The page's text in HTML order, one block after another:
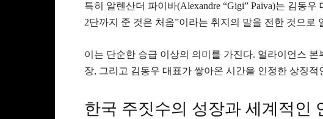
특히 알렌산더 파이바(Alexandre “Gigi” Paiva)는 김동
2단까지 준 것은 처음”이라는 취지의 말을 전한 것으로
이는 단순한 승급 이상의 의미를 가진다. 얼라이언스
장, 그리고 김동우 대표가 쌓아온 시간을 인정한 상징적
한국 주짓수의 성장과 세계적인